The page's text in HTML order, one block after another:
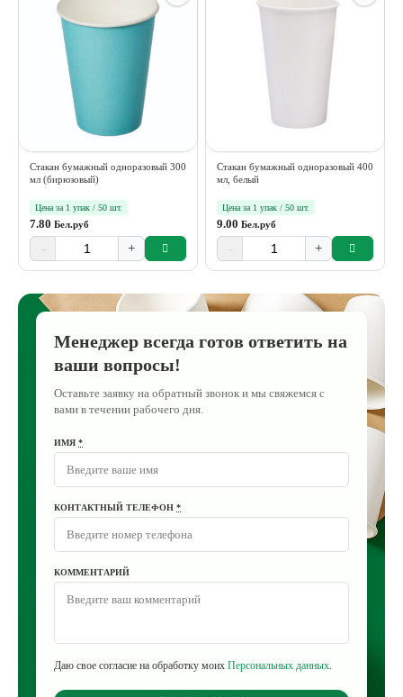
Стакан бумажный одноразовый 300
мл (бирюзовый)
Цена за 1 упак / 50 шт.
7.80 Бел.руб
- +
Стакан бумажный одноразовый 400
мл, белый
Цена за 1 упак / 50 шт.
9.00 Бел.руб
- +
Менеджер всегда готов ответить на
ваши вопросы!
Оставьте заявку на обратный звонок и мы свяжемся с
вами в течении рабочего дня.
ИМЯ *
КОНТАКТНЫЙ ТЕЛЕФОН *
КОММЕНТАРИЙ
Даю свое согласие на обработку моих Персональных данных.